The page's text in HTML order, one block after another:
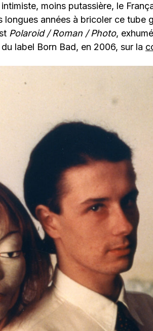
moins putassière, le
longues années à bricoler ce tube
Polaroid / Roman / Photo,
label Born Bad, en 2006, sur la